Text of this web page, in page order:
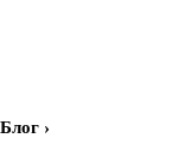
Блог ›